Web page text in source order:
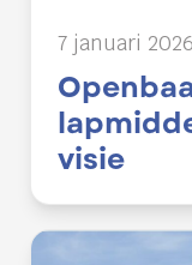
7 januari 2026
visie